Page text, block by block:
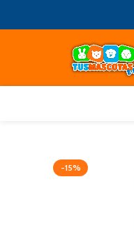
-15%